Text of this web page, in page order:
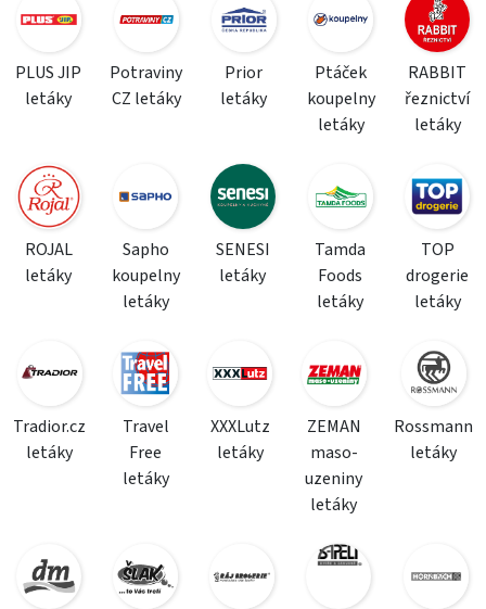
PLUS JIP
letáky
Potraviny
CZ letáky
Prior
letáky
Ptáček
koupelny
letáky
RABBIT
řeznictví
letáky
ROJAL
letáky
Sapho
koupelny
letáky
SENESI
letáky
Tamda
Foods
letáky
TOP
drogerie
letáky
Tradior.cz
letáky
Travel
Free
letáky
XXXLutz
letáky
ZEMAN
maso-
uzeniny
letáky
Rossmann
letáky